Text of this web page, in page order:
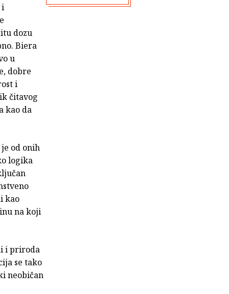
i
dozu
Biera
u
dobre
i
čitavog
kao da
od onih
logika
kao
na koji
i priroda
se tako
neobičan